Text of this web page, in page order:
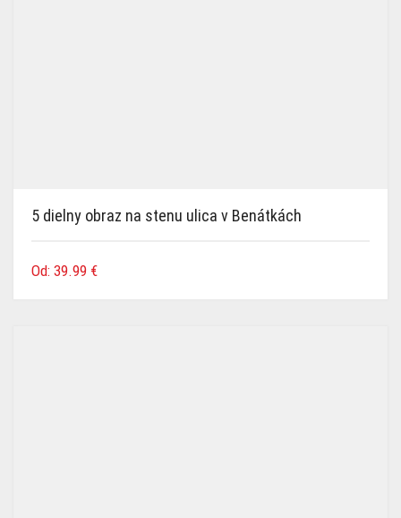
5 dielny obraz na stenu ulica v Benátkách
Od: 39.99 €